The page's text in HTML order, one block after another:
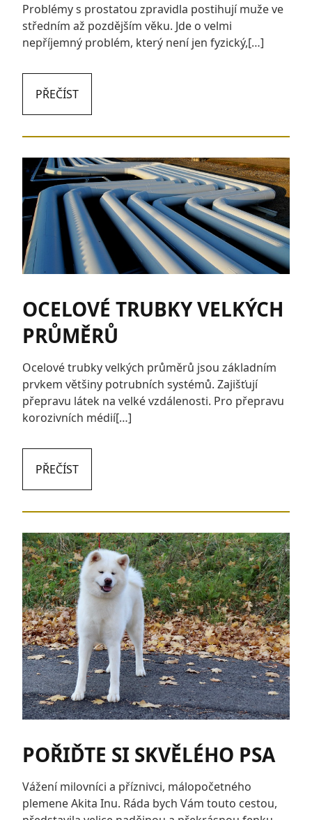
Problémy s prostatou zpravidla postihují muže ve
středním až pozdějším věku. Jde o velmi
nepříjemný problém, který není jen fyzický,[…]
PŘEČÍST
OCELOVÉ TRUBKY VELKÝCH
PRŮMĚRŮ
Ocelové trubky velkých průměrů jsou základním
prvkem většiny potrubních systémů. Zajišťují
přepravu látek na velké vzdálenosti. Pro přepravu
korozivních médií[…]
PŘEČÍST
POŘIĎTE SI SKVĚLÉHO PSA
Vážení milovníci a příznivci, málopočetného
plemene Akita Inu. Ráda bych Vám touto cestou,